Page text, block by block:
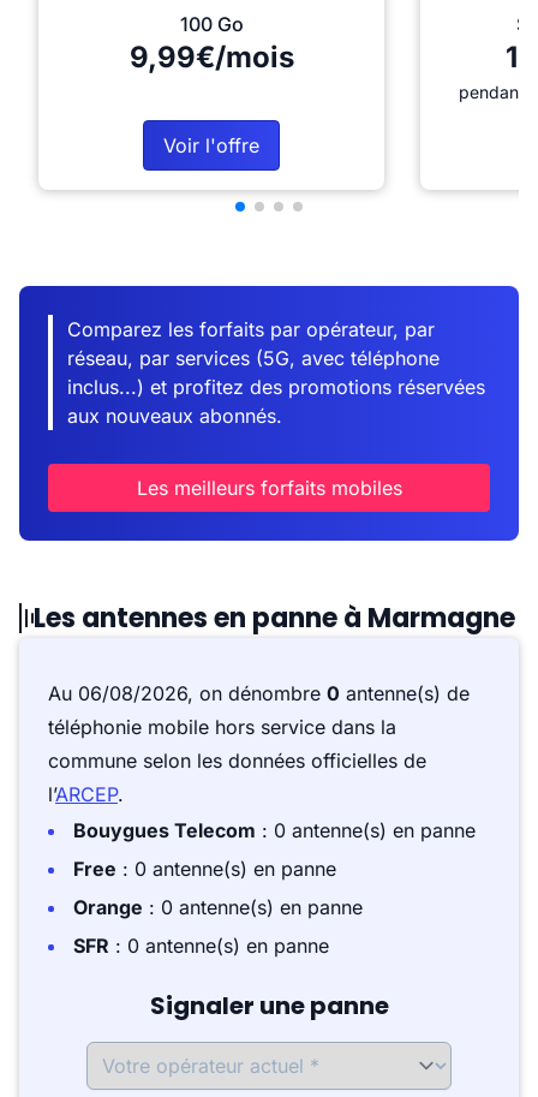
100 Go
9,99€/mois
Voir l'offre
pendant
Comparez les forfaits par opérateur, par
réseau, par services (5G, avec téléphone
inclus...) et profitez des promotions réservées
aux nouveaux abonnés.
Les meilleurs forfaits mobiles
Les antennes en panne à Marmagne
Au 06/08/2026, on dénombre 0 antenne(s) de
téléphonie mobile hors service dans la
commune selon les données officielles de
l’ARCEP.
Bouygues Telecom : 0 antenne(s) en panne
Free : 0 antenne(s) en panne
Orange : 0 antenne(s) en panne
SFR : 0 antenne(s) en panne
Signaler une panne